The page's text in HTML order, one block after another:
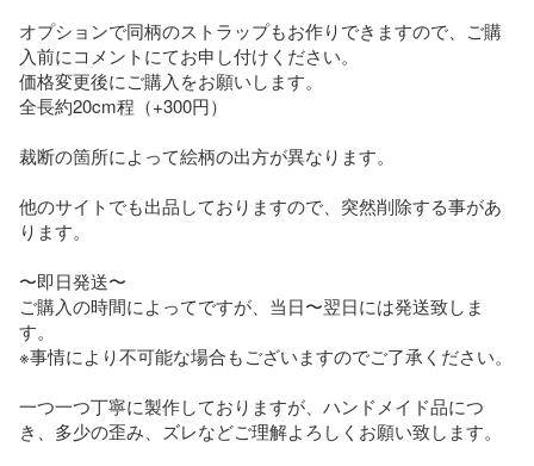
オプションで同柄のストラップもお作りできますので、ご購
入前にコメントにてお申し付けください。
価格変更後にご購入をお願いします。
全長約20cm程（+300円）
裁断の箇所によって絵柄の出方が異なります。
他のサイトでも出品しておりますので、突然削除する事があ
ります。
〜即日発送〜
ご購入の時間によってですが、当日〜翌日には発送致しま
す。
※事情により不可能な場合もございますのでご了承ください。
一つ一つ丁寧に製作しておりますが、ハンドメイド品につ
き、多少の歪み、ズレなどご理解よろしくお願い致します。